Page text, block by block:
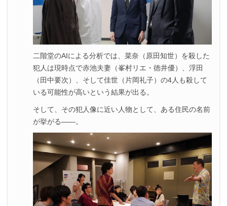
二階堂のAIによる分析では、菜奈（原田知世）を殺した
犯人は現時点で赤池夫妻（峯村リエ・徳井優）、浮田
（田中要次）、そして佳世（片岡礼子）の4人も殺して
いる可能性が高いという結果が出る。
そして、その犯人像に近い人物として、ある住民の名前
が挙がる――。